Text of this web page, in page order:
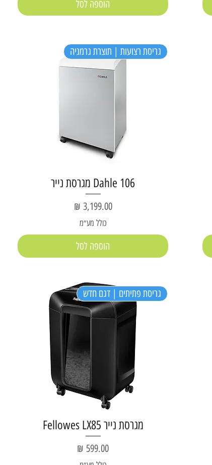
הוספה לסל
גריסת רצועות | תוצרת גרמניה
Dahle 106 מגרסת נייר
מחיר‏3,199.00 ‏₪
כולל מע״מ
הוספה לסל
גריסת פתיתים | דגם חדש
מגרסת נייר Fellowes LX85
מחיר